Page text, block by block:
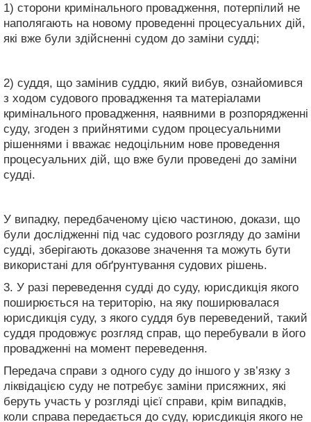
1) сторони кримінального провадження, потерпілий не
наполягають на новому проведенні процесуальних дій,
які вже були здійсненні судом до заміни судді;
2) суддя, що замінив суддю, який вибув, ознайомився
з ходом судового провадження та матеріалами
кримінального провадження, наявними в розпорядженні
суду, згоден з прийнятими судом процесуальними
рішеннями і вважає недоцільним нове проведення
процесуальних дій, що вже були проведені до заміни
судді.
У випадку, передбаченому цією частиною, докази, що
були дослідженні під час судового розгляду до заміни
судді, зберігають доказове значення та можуть бути
використані для обґрунтування судових рішень.
3. У разі переведення судді до суду, юрисдикція якого
поширюється на територію, на яку поширювалася
юрисдикція суду, з якого суддя був переведений, такий
суддя продовжує розгляд справ, що перебували в його
провадженні на момент переведення.
Передача справи з одного суду до іншого у зв’язку з
ліквідацією суду не потребує заміни присяжних, які
беруть участь у розгляді цієї справи, крім випадків,
коли cправа передається до суду, юрисдикція якого не